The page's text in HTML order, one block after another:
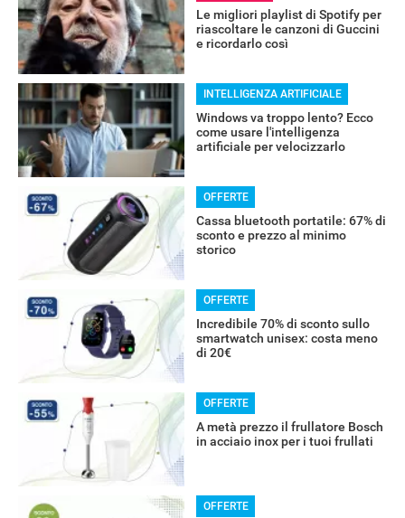
RECENSIONI
Le migliori playlist di Spotify per
riascoltare le canzoni di Guccini
e ricordarlo così
INTELLIGENZA ARTIFICIALE
Windows va troppo lento? Ecco
come usare l'intelligenza
artificiale per velocizzarlo
OFFERTE
Cassa bluetooth portatile: 67% di
sconto e prezzo al minimo
storico
OFFERTE
Incredibile 70% di sconto sullo
smartwatch unisex: costa meno
di 20€
OFFERTE
A metà prezzo il frullatore Bosch
in acciaio inox per i tuoi frullati
OFFERTE